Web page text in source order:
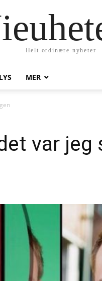
Helt ordinære nyheter
MER
var jeg